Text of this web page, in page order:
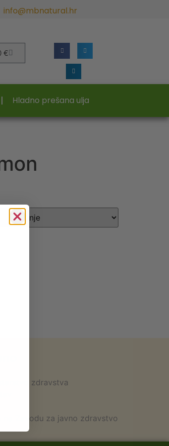
info@mbnatural.hr
€
Hladno prešana ulja
zdravstva
na Zavodu za javno zdravstvo